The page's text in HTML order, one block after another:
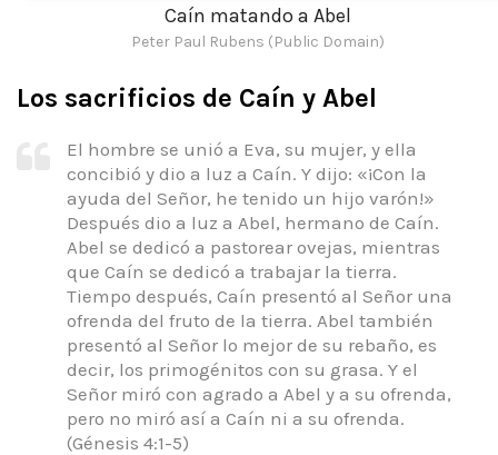
Caín matando a Abel
Peter Paul Rubens (Public Domain)
Los sacrificios de Caín y Abel
El hombre se unió a Eva, su mujer, y ella
concibió y dio a luz a Caín. Y dijo: «¡Con la
ayuda del Señor, he tenido un hijo varón!»
Después dio a luz a Abel, hermano de Caín.
Abel se dedicó a pastorear ovejas, mientras
que Caín se dedicó a trabajar la tierra.
Tiempo después, Caín presentó al Señor una
ofrenda del fruto de la tierra. Abel también
presentó al Señor lo mejor de su rebaño, es
decir, los primogénitos con su grasa. Y el
Señor miró con agrado a Abel y a su ofrenda,
pero no miró así a Caín ni a su ofrenda.
(Génesis 4:1-5)